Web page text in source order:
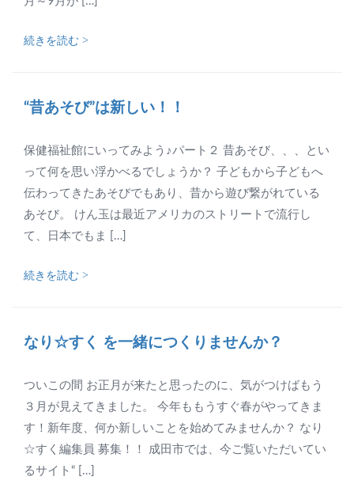
続きを読む >
“昔あそび”は新しい！！
保健福祉館にいってみよう♪パート２ 昔あそび、、、とい
って何を思い浮かべるでしょうか？ 子どもから子どもへ
伝わってきたあそびでもあり、昔から遊び繋がれている
あそび。 けん玉は最近アメリカのストリートで流行し
て、日本でもま […]
続きを読む >
なり☆すく を一緒につくりませんか？
ついこの間 お正月が来たと思ったのに、気がつけばもう
３月が見えてきました。 今年ももうすぐ春がやってきま
す！新年度、何か新しいことを始めてみませんか？ なり
☆すく編集員 募集！！ 成田市では、今ご覧いただいてい
るサイト“ […]